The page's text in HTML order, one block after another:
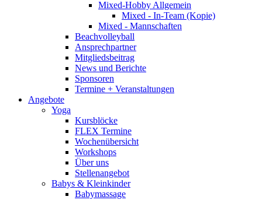
Mixed-Hobby Allgemein
Mixed - In-Team (Kopie)
Mixed - Mannschaften
Beachvolleyball
Ansprechpartner
Mitgliedsbeitrag
News und Berichte
Sponsoren
Termine + Veranstaltungen
Angebote
Yoga
Kursblöcke
FLEX Termine
Wochenübersicht
Workshops
Über uns
Stellenangebot
Babys & Kleinkinder
Babymassage